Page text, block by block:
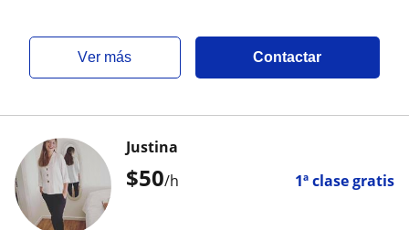
ver más Contactar
$50/h 1ª clase gratis
Justina